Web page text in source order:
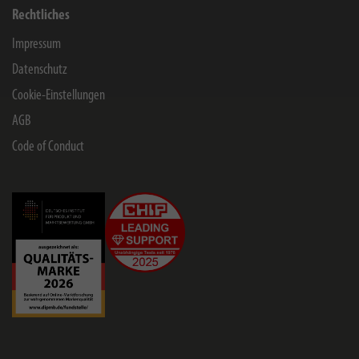
Rechtliches
Impressum
Datenschutz
Cookie-Einstellungen
AGB
Code of Conduct